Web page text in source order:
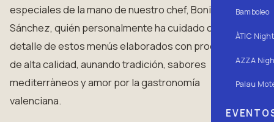
Bamboleo
ÀTIC
AZZA
Palau
especiales de la mano de nuestro chef, Bonifacio
Sánchez, quién personalmente ha cuidado cada
detalle de estos menús elaborados con productos
de alta calidad, aunando tradición, sabores
mediterràneos y amor por la gastronomía
valenciana.